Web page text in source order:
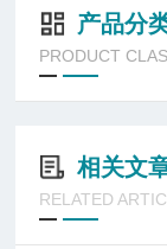
产品分
PRODUCT
相关文
RELATED